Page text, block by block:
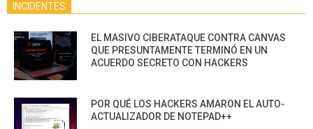
INCIDENTES
EL MASIVO CIBERATAQUE CONTRA CANVAS
QUE PRESUNTAMENTE TERMINÓ EN UN
ACUERDO SECRETO CON HACKERS
POR QUÉ LOS HACKERS AMARON EL AUTO-
ACTUALIZADOR DE NOTEPAD++